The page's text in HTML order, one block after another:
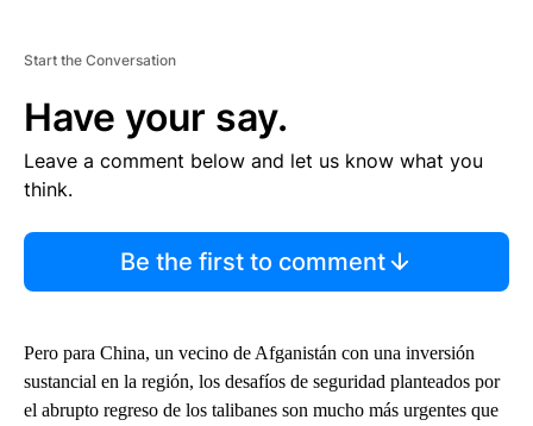
Start the Conversation
Have your say.
Leave a comment below and let us know what you
think.
Be the first to comment
Pero para China, un vecino de Afganistán con una inversión
sustancial en la región, los desafíos de seguridad planteados por
el abrupto regreso de los talibanes son mucho más urgentes que